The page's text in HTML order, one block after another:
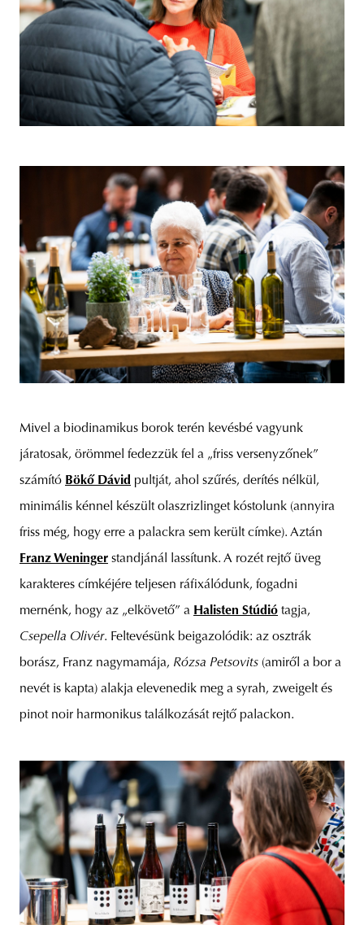
Mivel a biodinamikus borok terén kevésbé vagyunk
járatosak, örömmel fedezzük fel a „friss versenyzőnek”
számító Bökő Dávid pultját, ahol szűrés, derítés nélkül,
minimális kénnel készült olaszrizlinget kóstolunk (annyira
friss még, hogy erre a palackra sem került címke). Aztán
Franz Weninger standjánál lassítunk. A rozét rejtő üveg
karakteres címkéjére teljesen ráfixálódunk, fogadni
mernénk, hogy az „elkövető” a Halisten Stúdió tagja,
Csepella Olivér. Feltevésünk beigazolódik: az osztrák
borász, Franz nagymamája, Rózsa Petsovits (amiről a bor a
nevét is kapta) alakja elevenedik meg a syrah, zweigelt és
pinot noir harmonikus találkozását rejtő palackon.